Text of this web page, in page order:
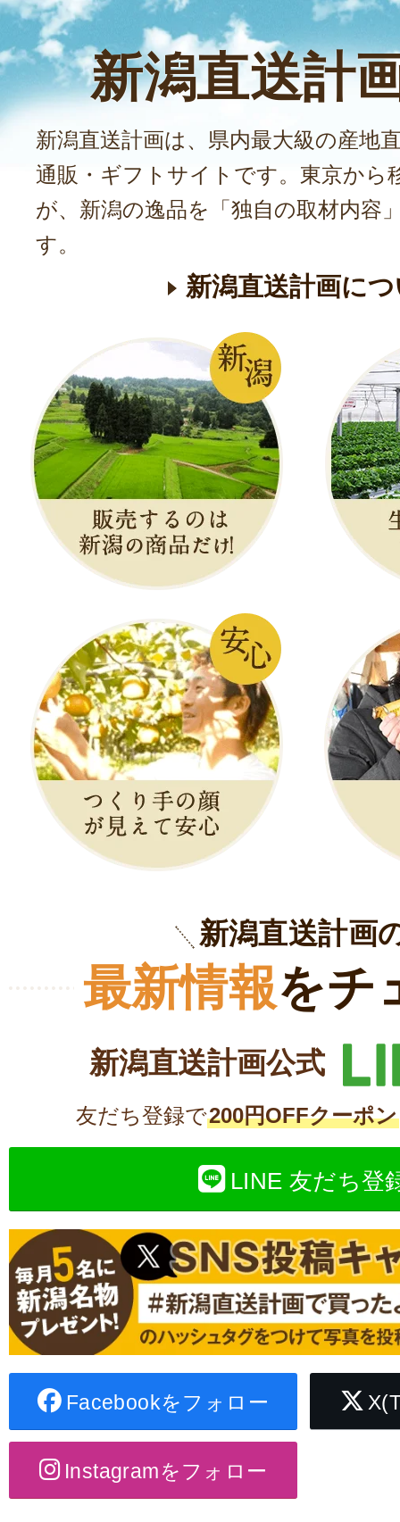
新潟直送計
新潟直送計画は、県内最大級の産地
通販・ギフトサイトです。東京から
が、新潟の逸品を「独自の取材内容
す。
新潟直送計画に
新潟直送計画
最新情報をチ
新潟直送計画公式
友だち登録で200円OFFクーポン
LINE 友だち登
Facebookをフォロー
Instagramをフォロー